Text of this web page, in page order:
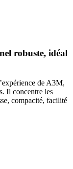
robuste, idéal
de A3M,
Il concentre les
compacité, facilité